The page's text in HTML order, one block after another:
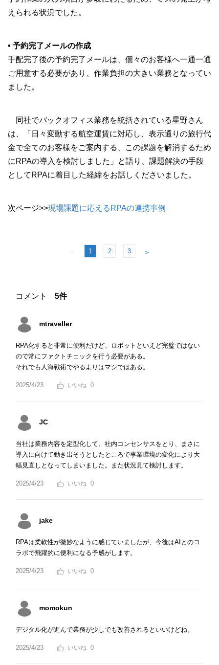
えられる状況でした。
• 予約完了メールの作成
手配完了後の予約完了メールは、個々のお客様へ一通一通
ご用意する必要があり、作業負担の大きい業務となってい
ました。
同社でバックオフィス業務を統括されている星野さん
は、「日々変動する航空運賃に対応し、表示通りの旅行代
金で全てのお客様をご案内する、この課題を解消するため
にRPAの導入を検討しました」と語り、課題解決の手段
としてRPAに着目した経緯をお話しくださいました。
次ページ>>現場課題に応えるRPAの連携事例
＜ 1 2 3 ＞
コメント 5件
mtraveller
RPA化すると非常に便利だけど、ロボットといえど完璧ではない
ので常にファクトチェックを行う必要がある。
それでも人海戦術でやるよりはマシではある。
2025/4/23 0
JC
当社は業務内容を定型化して、社内コンセンサスをとり、まさに
導入に向けて動き出そうとしたところで事業環境の変化により大
幅見直しとなってしまいました。また状況見て検討します。
2025/4/23 0
jake
RPAは柔軟性が微妙なように感じていましたが、今後はAIとのコ
ラボで飛躍的に便利になる予感がします。
2025/4/23 0
momokun
デジタル化が進んで業務が少しでも改善されるといいけどね。
2025/4/23 0